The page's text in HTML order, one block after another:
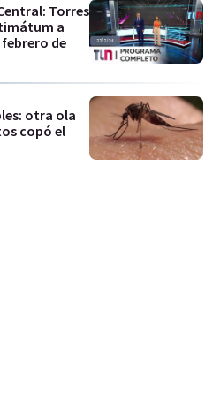
Torres
a
febrero de
otra ola
copó el